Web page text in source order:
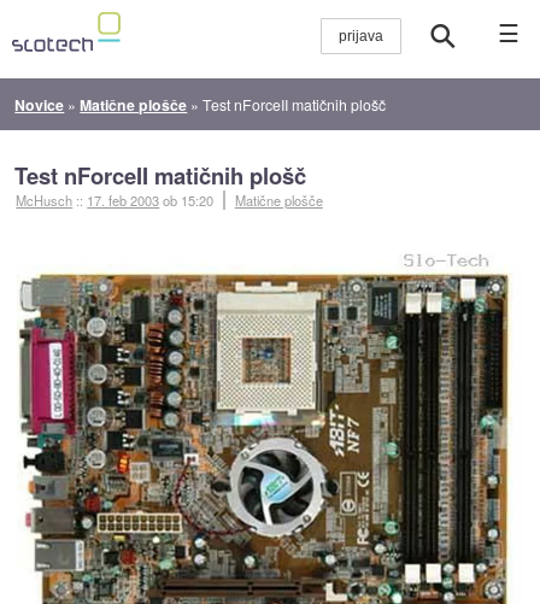
☰
Novice »Matične plošče »Test nForceII matičnih plošč
Test nForceII matičnih plošč
McHusch :: 17. feb 2003ob 15:20 Matične plošče